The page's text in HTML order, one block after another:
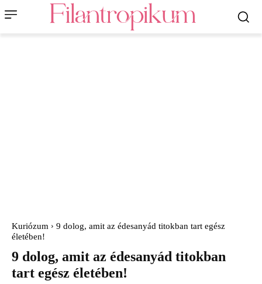
Kuriózum
9 dolog, amit az édesanyád titokban tart egész
életében!
9 dolog, amit az édesanyád titokban
tart egész életében!